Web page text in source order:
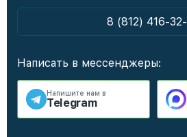
8 (812) 416-
Написать в мессенджеры:
Напишите нам в
Telegram